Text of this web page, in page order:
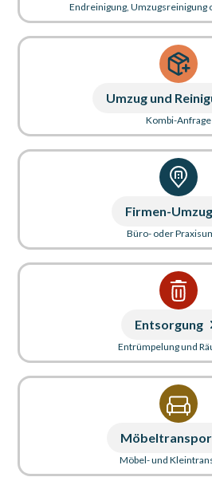
Endreinigung, Umzugsreinigung
Umzug und
Kombi-Anfrage
Firmen-Umzug
Büro- oder
Entsorgung
Entrümpelung und
Möbel- und